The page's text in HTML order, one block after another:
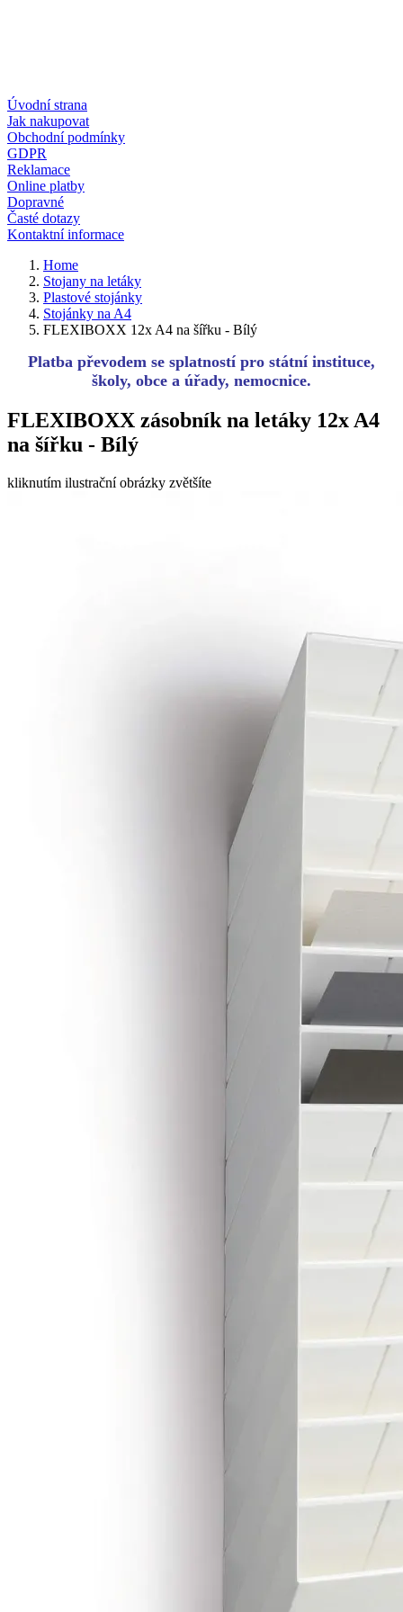
Úvodní strana
Jak nakupovat
Obchodní podmínky
GDPR
Reklamace
Online platby
Dopravné
Časté dotazy
Kontaktní informace
Home
Stojany na letáky
Plastové stojánky
Stojánky na A4
FLEXIBOXX 12x A4 na šířku - Bílý
Platba převodem se splatností pro státní instituce,
školy, obce a úřady, nemocnice.
FLEXIBOXX zásobník na letáky 12x A4
na šířku - Bílý
kliknutím ilustrační obrázky zvětšíte